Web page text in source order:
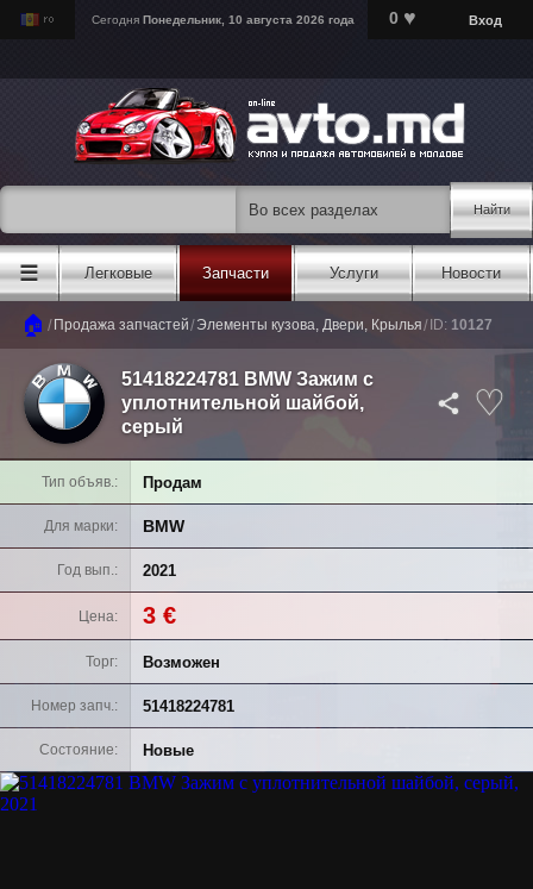
Сегодня Понедельник, 10 августа 2026 года 0 ♥ Вход
Найти
☰ Легковые Запчасти Услуги Новости
🏠 / Продажа запчастей/Элементы кузова, Двери, Крылья/ ID: 10127
51418224781 BMW Зажим с
уплотнительной шайбой,
серый
Тип объяв. Продам
Для марки BMW
Год вып. 2021
Цена 3 €
Торг Возможен
Номер запч. 51418224781
Состояние Новые